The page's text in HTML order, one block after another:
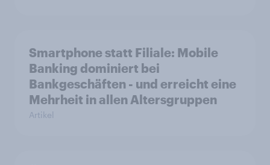
Smartphone statt Filiale: Mobile
Banking dominiert bei
Bankgeschäften - und erreicht eine
Mehrheit in allen Altersgruppen
Artikel